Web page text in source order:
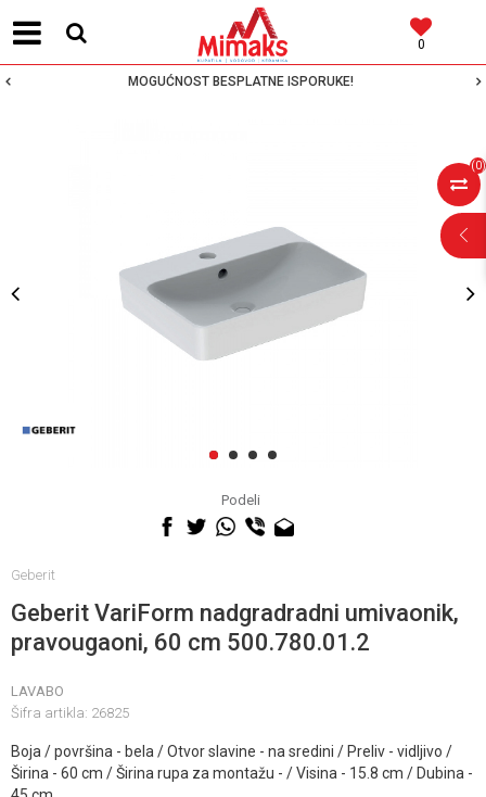
0
MOGUĆNOST BESPLATNE ISPORUKE!
(0)
1 2 3 4
Podeli
Geberit
Geberit VariForm nadgradradni umivaonik,
pravougaoni, 60 cm 500.780.01.2
LAVABO
Šifra artikla: 26825
Boja / površina - bela / Otvor slavine - na sredini / Preliv - vidljivo /
Širina - 60 cm / Širina rupa za montažu - / Visina - 15.8 cm / Dubina -
POMOĆ PRI
KUPOVINI